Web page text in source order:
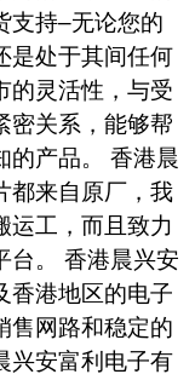
支持–无论您的
是处于其间任何
的灵活性，与受
密关系，能够帮
产品。
香港晨
都来自原厂，我
运工，而且致力
。
香港晨兴安
香港地区的电子
售网路和稳定的
兴安富利电子有